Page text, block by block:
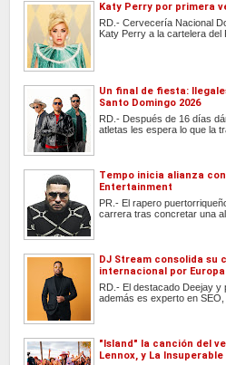
Katy Perry por primera
RD.- Cervecería Nacional
Katy Perry a la cartelera del
Un final de fiesta:
Santo Domingo 2026
RD.- Después de 16 días
atletas les espera lo que la
Tempo inicia alianza
Entertainment
PR.- El rapero
carrera tras concretar una
DJ Stream consolida su
internacional por
RD.- El destacado Deejay
además es experto en SEO,
"Island" la canción del
Lennox, y La Insuperable